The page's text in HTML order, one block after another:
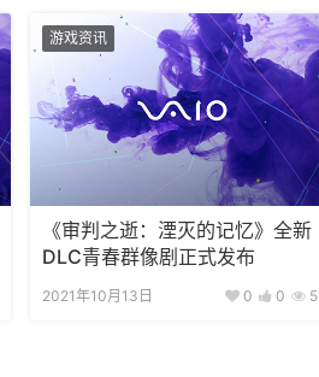
游戏资讯
《审判之逝：湮灭的记忆》全新
DLC青春群像剧正式发布
2021年10月13日 0 0